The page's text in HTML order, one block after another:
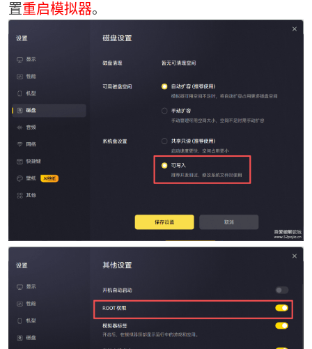
破置重启模拟器。